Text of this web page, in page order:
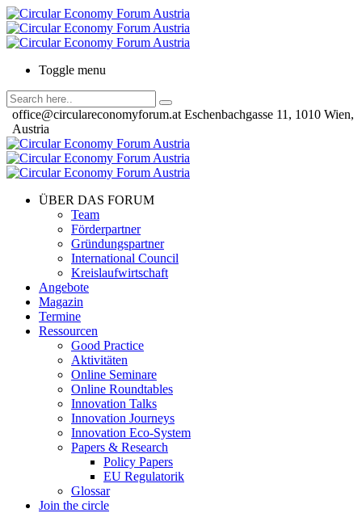
Toggle menu
office@circulareconomyforum.at Eschenbachgasse 11, 1010 Wien,
Austria
ÜBER DAS FORUM
Team
Förderpartner
Gründungspartner
International Council
Kreislaufwirtschaft
Angebote
Magazin
Termine
Ressourcen
Good Practice
Aktivitäten
Online Seminare
Online Roundtables
Innovation Talks
Innovation Journeys
Innovation Eco-System
Papers & Research
Policy Papers
EU Regulatorik
Glossar
Join the circle